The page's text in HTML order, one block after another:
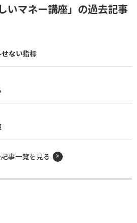
いマネー講座」の過去記事
ない指標
事一覧を見る